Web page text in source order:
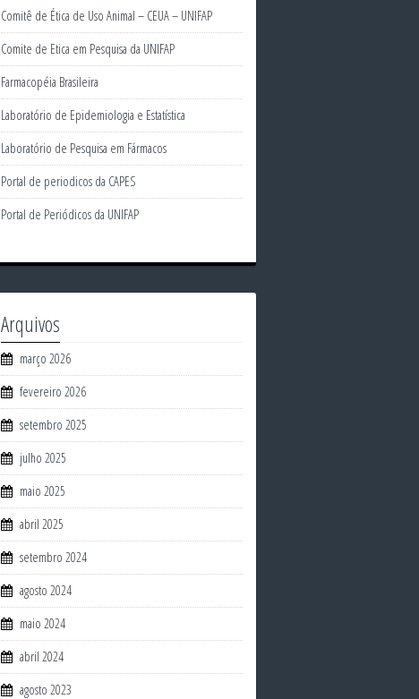
Comitê de Ética de Uso Animal – CEUA – UNIFAP
Comite de Etica em Pesquisa da UNIFAP
Farmacopéia Brasileira
Laboratório de Epidemiologia e Estatística
Laboratório de Pesquisa em Fármacos
Portal de periodicos da CAPES
Portal de Periódicos da UNIFAP
Arquivos
março 2026
fevereiro 2026
setembro 2025
julho 2025
maio 2025
abril 2025
setembro 2024
agosto 2024
maio 2024
abril 2024
agosto 2023